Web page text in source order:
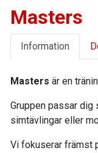
Masters
Information
Masters är en
Gruppen passar dig
simtävlingar eller
Vi fokuserar främst